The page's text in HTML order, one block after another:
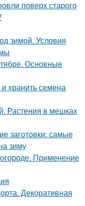
поверх старого
зимой. Условия
Основные
хранить семена
Растения в мешках
заготовки: самые
зиму
Применение
Декоративная